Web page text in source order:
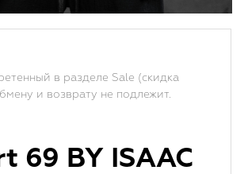
в разделе Sale (скидка
и возврату не подлежит.
69 BY ISAAC